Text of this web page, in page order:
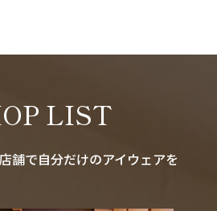
LIST
舗で自分だけのアイウェアを